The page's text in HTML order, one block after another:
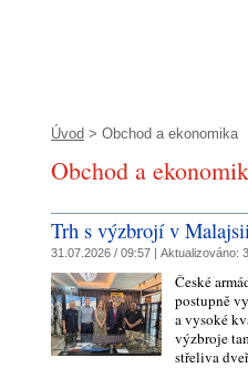
Úvod > Obchod a ekonomika
Obchod a
Trh s výzbrojí v
31.07.2026 / 09:57 | Aktualizováno:
České
postupně
a vysoké
výzbroje
střeliva